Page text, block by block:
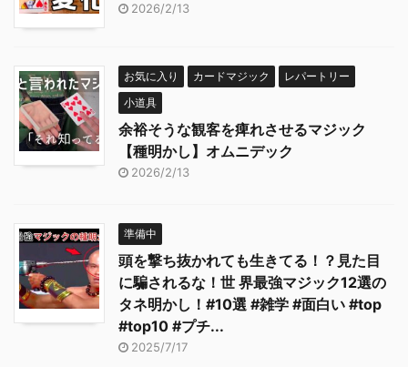
2026/2/13
お気に入り カードマジック
レパートリー
小道具
余裕そうな観客を痺れさせるマジック
【種明かし】オムニデック
2026/2/13
準備中
頭を撃ち抜かれても生きてる！？見た目
に騙されるな！世 界最強マジック12選の
タネ明かし！#10選 #雑学 #面白い #top
#top10 #プチ...
2025/7/17